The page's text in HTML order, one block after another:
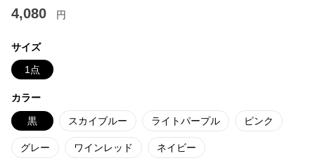
4,080 円
サイズ
1点
カラー
黒 スカイブルー ライトパープル ピンク
グレー ワインレッド ネイビー